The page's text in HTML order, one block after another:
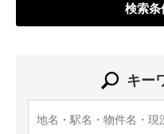
検索条
キー